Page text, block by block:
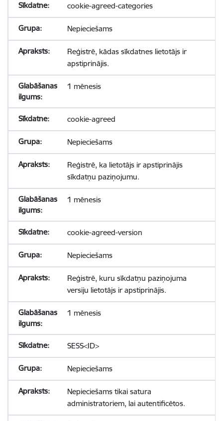
cookie-agreed-categories
Nepieciešams
Reģistrē, kādas sīkdatnes lietotājs ir
apstiprinājis.
1 mēnesis
cookie-agreed
Nepieciešams
Reģistrē, ka lietotājs ir apstiprinājis
sīkdatņu paziņojumu.
1 mēnesis
cookie-agreed-version
Nepieciešams
Reģistrē, kuru sīkdatņu paziņojuma
versiju lietotājs ir apstiprinājis.
1 mēnesis
SESS<ID>
Nepieciešams
Nepieciešams tikai satura
administratoriem, lai autentificētos.